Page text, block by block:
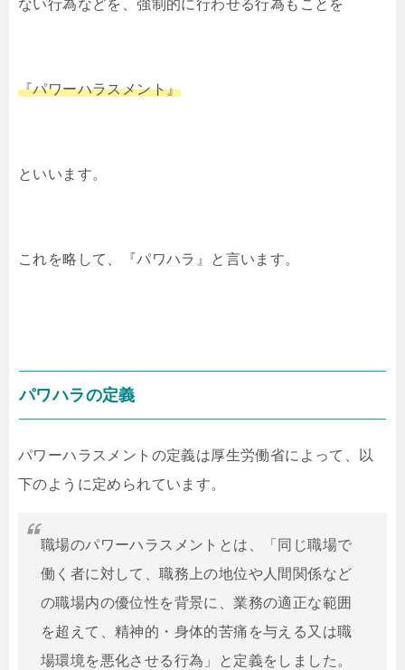
ない行為などを、強制的に行わせる行為もことを
『パワーハラスメント』
といいます。
これを略して、『パワハラ』と言います。
パワハラの定義
パワーハラスメントの定義は厚生労働省によって、以
下のように定められています。
職場のパワーハラスメントとは、「同じ職場で
働く者に対して、職務上の地位や人間関係など
の職場内の優位性を背景に、業務の適正な範囲
を超えて、精神的・身体的苦痛を与える又は職
場環境を悪化させる行為」と定義をしました。